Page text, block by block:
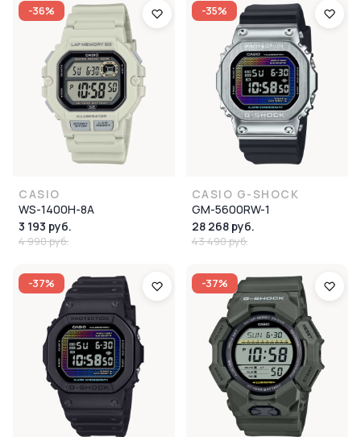
-36%
CASIO
WS-1400H-8A
3 193 руб.
4 990 руб.
-35%
CASIO G-SHOCK
GM-5600RW-1
28 268 руб.
43 490 руб.
-37% -37%